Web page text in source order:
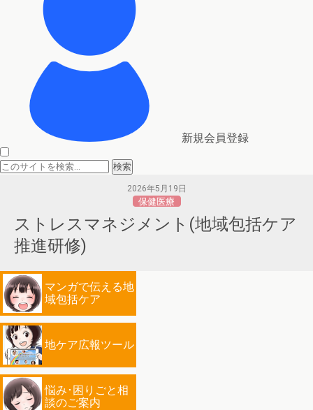
新規会員登録
2026年5月19日
保健医療
ストレスマネジメント(地域包括ケア
推進研修)
マンガで伝える地
域包括ケア
地ケア広報ツール
悩み･困りごと相
談のご案内